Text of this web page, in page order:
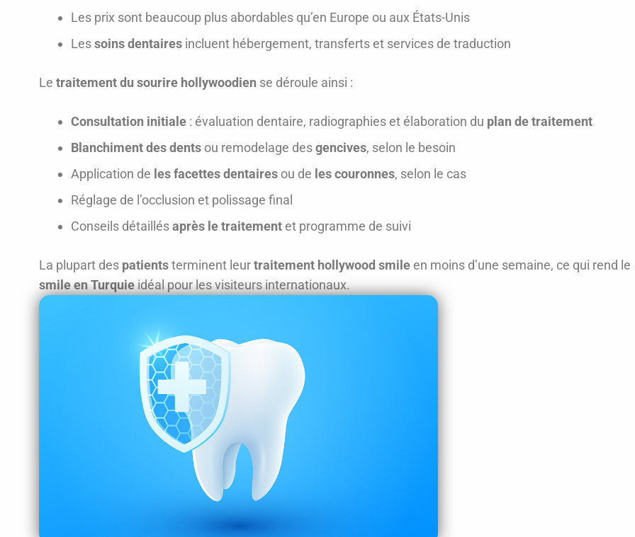
Les prix sont beaucoup plus abordables qu’en Europe ou aux États-Unis
Lessoins dentaires incluent hébergement, transferts et services de traduction
Le traitement du sourire hollywoodien se déroule ainsi :
Consultation initiale : évaluation dentaire, radiographies et élaboration du plan de traitement
Blanchiment des dents ou remodelage desgencives, selon le besoin
Application de les facettes dentaires ou de les couronnes, selon le cas
Réglage de l’occlusion et polissage final
Conseils détaillésaprès le traitement et programme de suivi
La plupart des patientsterminent leurtraitement hollywood smile en moins d’une semaine, ce qui rend le
smile en Turquieidéal pour les visiteurs internationaux.